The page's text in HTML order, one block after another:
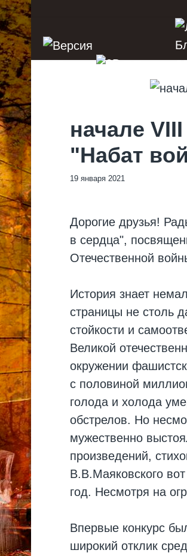
начале
"Набат
19 января 2021
Дорогие друзья!
в сердца",
Отечественной
История знает
страницы не столь
стойкости и
Великой
окружении
с половиной
голода и холода
обстрелов. Но
мужественно
произведений,
В.В.Маяковского
год. Несмотря на
Впервые конкурс
широкий отклик